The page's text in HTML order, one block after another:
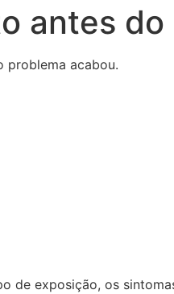
antes
problema acabou.
de exposição, os